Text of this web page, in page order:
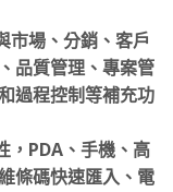
市場、分銷、客戶
品質管理、專案管
過程控制等補充功
，PDA、手機、高
條碼快速匯入、電